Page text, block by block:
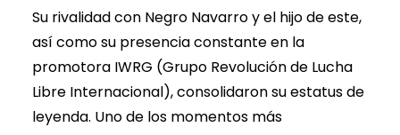
Su rivalidad con Negro Navarro y el hijo de este,
así como su presencia constante en la
promotora IWRG (Grupo Revolución de Lucha
Libre Internacional), consolidaron su estatus de
leyenda. Uno de los momentos más